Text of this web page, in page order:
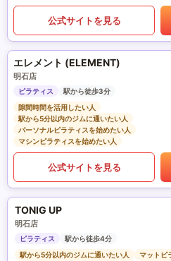
公式サイトを見る
エレメント (ELEMENT)
明石店
ピラティス
駅から徒歩3分
隙間時間を活用したい人
駅から5分以内のジムに通いたい人
パーソナルピラティスを始めたい人
マシンピラティスを始めたい人
公式サイトを見る
TONIG UP
明石店
ピラティス
駅から徒歩4分
駅から5分以内のジムに通いたい人
マットピ